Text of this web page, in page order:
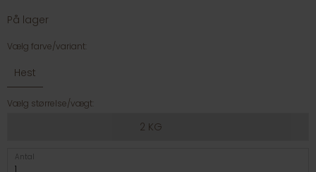
På lager
Vælg farve/variant:
Hest
Vælg størrelse/vægt:
2 KG
Antal